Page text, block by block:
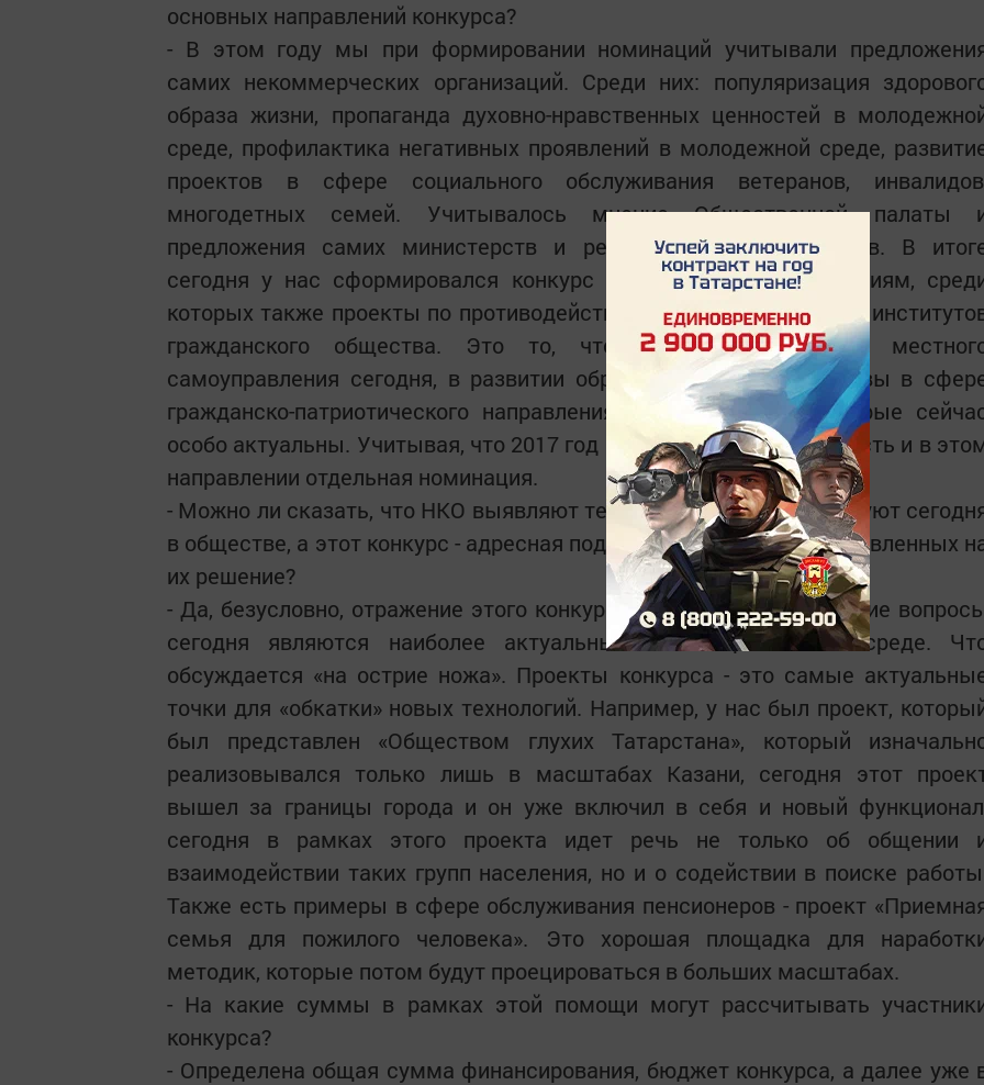
основных направлений конкурса?
- В этом году мы при формировании номинаций учитывали
самих некоммерческих организаций. Среди них: популяризация
образа жизни, пропаганда духовно-нравственных ценностей в
среде, профилактика негативных проявлений в молодежной среде,
проектов в сфере социального обслуживания ветеранов,
многодетных семей. Учитывалось мнение Общественной палаты
предложения самих министерств и республиканских ведомств. В
сегодня у нас сформировался конкурс по основным направлениям,
которых также проекты по противодействию коррупции, развитие
гражданского общества. Это то, что популярно в среде
самоуправления сегодня, в развитии образования это инициативы в
гражданско-патриотического направления. Такие проекты, которые
особо актуальны. Учитывая, что 2017 год это у нас Год экологии, есть и в
направлении отдельная номинация.
- Можно ли сказать, что НКО выявляют те проблемы, что существуют
в обществе, а этот конкурс - адресная поддержка инициатив, направленных
их решение?
- Да, безусловно, отражение этого конкурса, это зеркало того, какие
сегодня являются наиболее актуальными в общественной среде.
обсуждается «на острие ножа». Проекты конкурса - это самые
точки для «обкатки» новых технологий. Например, у нас был проект,
был представлен «Обществом глухих Татарстана», который
реализовывался только лишь в масштабах Казани, сегодня этот
вышел за границы города и он уже включил в себя и новый
сегодня в рамках этого проекта идет речь не только об общении
взаимодействии таких групп населения, но и о содействии в поиске
Также есть примеры в сфере обслуживания пенсионеров - проект
семья для пожилого человека». Это хорошая площадка для
методик, которые потом будут проецироваться в больших масштабах.
- На какие суммы в рамках этой помощи могут рассчитывать
конкурса?
- Определена общая сумма финансирования, бюджет конкурса, а далее уже